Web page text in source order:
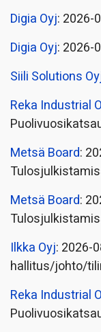
Digia Oyj: 2026-
Digia Oyj: 2026-
Siili Solutions
Reka Industrial
Metsä Board:
Metsä Board:
Ilkka Oyj: 2026-
hallitus/johto/
Reka Industrial